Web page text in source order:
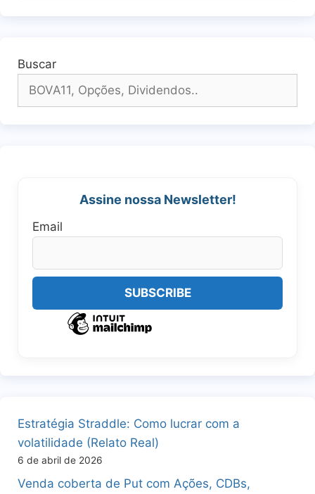
Buscar
Assine nossa Newsletter!
Email
Estratégia Straddle: Como lucrar com a
volatilidade (Relato Real)
6 de abril de 2026
Venda coberta de Put com Ações, CDBs,